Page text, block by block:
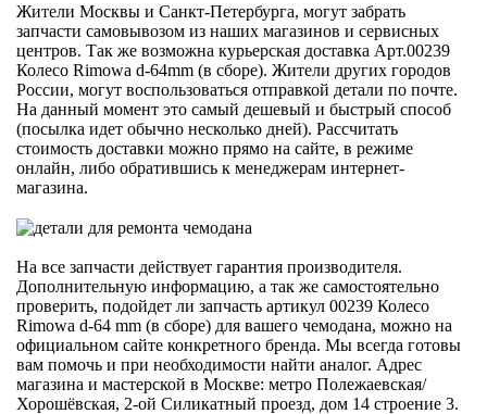
Жители Москвы и Санкт-Петербурга, могут забрать
запчасти самовывозом из наших магазинов и сервисных
центров. Так же возможна курьерская доставка Арт.00239
Колесо Rimowa d-64mm (в сборе). Жители других городов
России, могут воспользоваться отправкой детали по почте.
На данный момент это самый дешевый и быстрый способ
(посылка идет обычно несколько дней). Рассчитать
стоимость доставки можно прямо на сайте, в режиме
онлайн, либо обратившись к менеджерам интернет-
магазина.
На все запчасти действует гарантия производителя.
Дополнительную информацию, а так же самостоятельно
проверить, подойдет ли запчасть артикул 00239 Колесо
Rimowa d-64 mm (в сборе) для вашего чемодана, можно на
официальном сайте конкретного бренда. Мы всегда готовы
вам помочь и при необходимости найти аналог. Адрес
магазина и мастерской в Москве: метро Полежаевская/
Хорошёвская, 2-ой Силикатный проезд, дом 14 строение 3.